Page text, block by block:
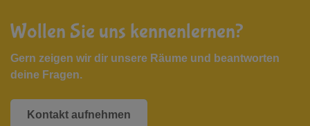
Wollen Sie uns kennenlernen?
Gern zeigen wir dir unsere Räume und beantworten
deine Fragen.
Kontakt aufnehmen